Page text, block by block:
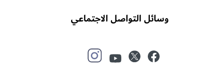
وسائل التواصل الاجتماعي